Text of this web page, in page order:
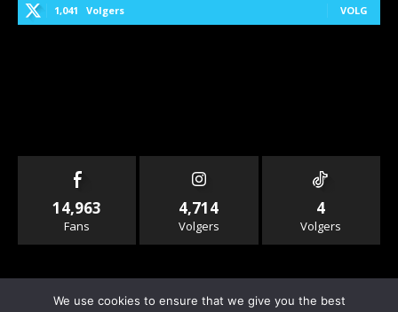
1,041 Volgers VOLG
14,963
Fans
4,714
Volgers
4
Volgers
We use cookies to ensure that we give you the best